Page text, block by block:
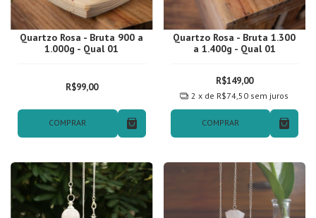
Quartzo Rosa - Bruta 900 a
1.000g - Qual 01
R$99,00
COMPRAR
Quartzo Rosa - Bruta 1.300
a 1.400g - Qual 01
R$149,00
2 x de R$74,50 sem juros
COMPRAR